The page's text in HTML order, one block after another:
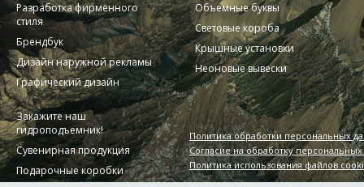
Разработка фирменного
стиля
Брендбук
Дизайн наружной рекламы
Графический дизайн
Объемные буквы
Световые короба
Крышные установки
Неоновые вывески
Закажите наш
гидроподъемник!
Сувенирная продукция
Подарочные коробки
Политика обработки персональных
Согласие на обработку
Политика использования файлов